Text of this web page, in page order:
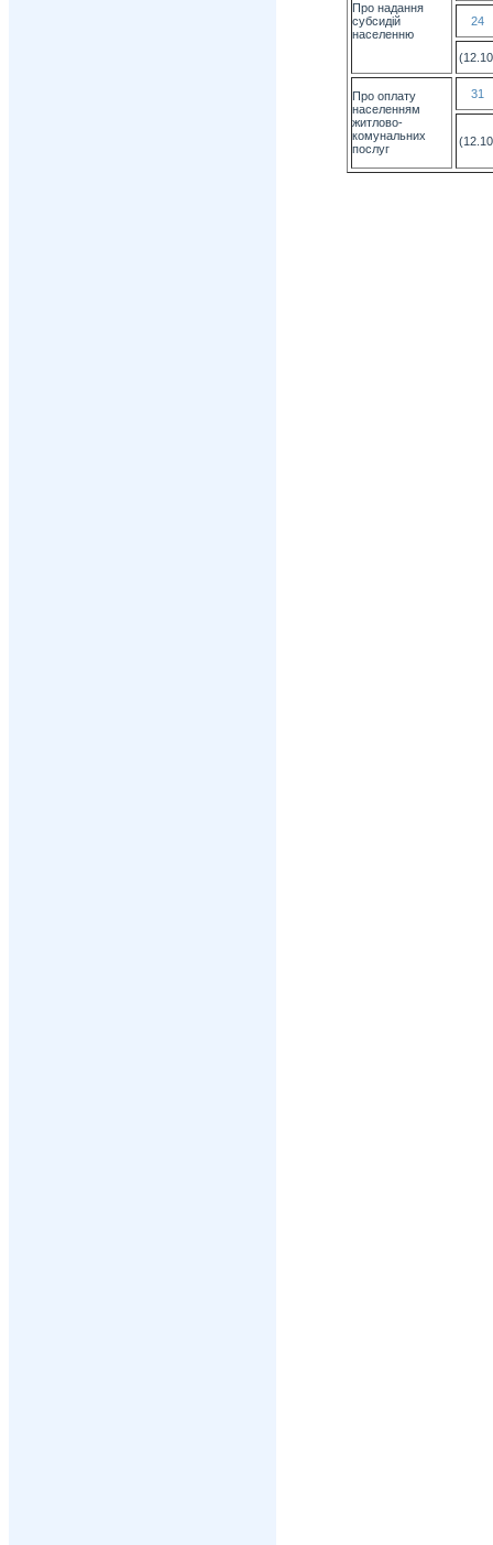
Про надання
субсидій
населенню
24
Про оплату
населенням
житлово-
комунальних
послуг
31